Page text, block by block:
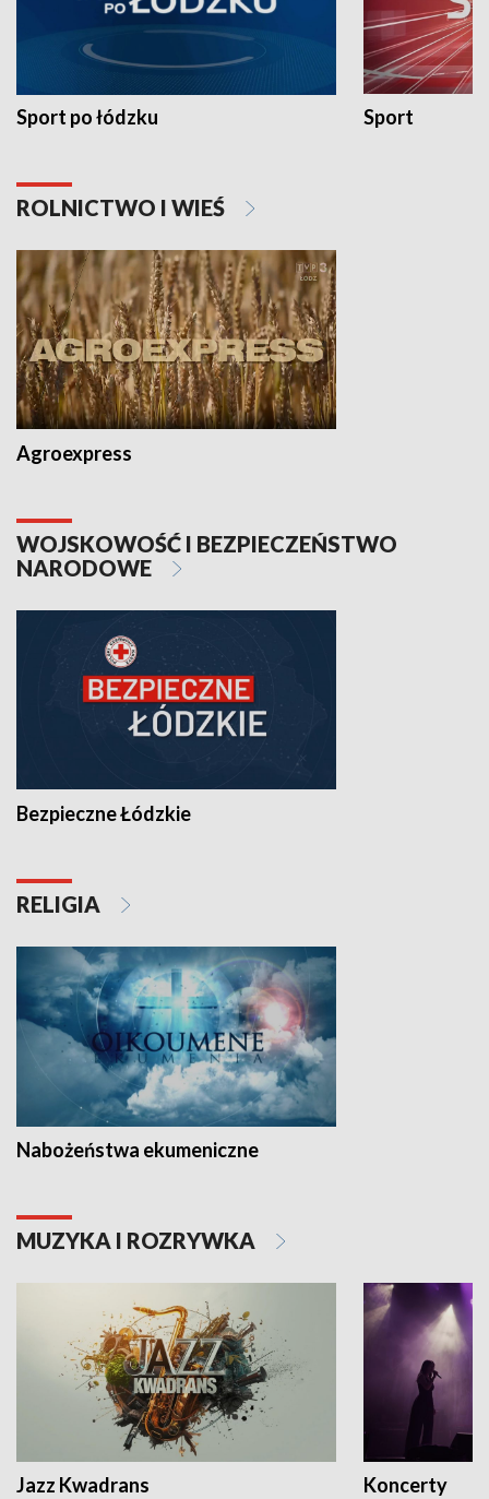
Sport po łódzku Sport
ROLNICTWO I WIEŚ
Agroexpress
WOJSKOWOŚĆ I BEZPIECZEŃSTWO
NARODOWE
Bezpieczne Łódzkie
RELIGIA
Nabożeństwa ekumeniczne
MUZYKA I ROZRYWKA
Jazz Kwadrans Koncerty